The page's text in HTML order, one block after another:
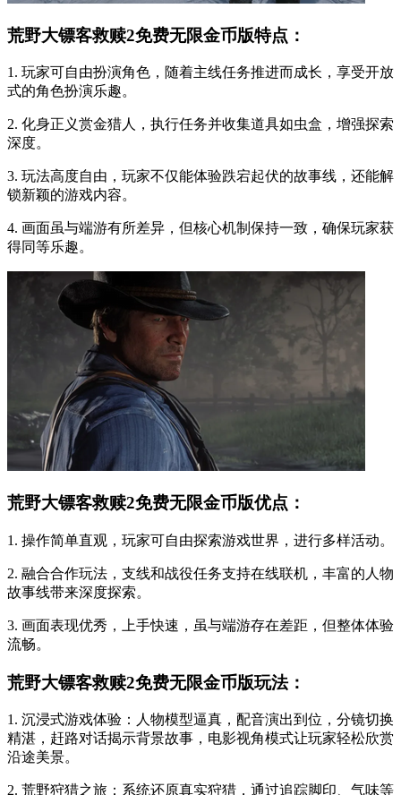
荒野大镖客救赎2免费无限金币版特点：
1. 玩家可自由扮演角色，随着主线任务推进而成长，享受开放
式的角色扮演乐趣。
2. 化身正义赏金猎人，执行任务并收集道具如虫盒，增强探索
深度。
3. 玩法高度自由，玩家不仅能体验跌宕起伏的故事线，还能解
锁新颖的游戏内容。
4. 画面虽与端游有所差异，但核心机制保持一致，确保玩家获
得同等乐趣。
荒野大镖客救赎2免费无限金币版优点：
1. 操作简单直观，玩家可自由探索游戏世界，进行多样活动。
2. 融合合作玩法，支线和战役任务支持在线联机，丰富的人物
故事线带来深度探索。
3. 画面表现优秀，上手快速，虽与端游存在差距，但整体体验
流畅。
荒野大镖客救赎2免费无限金币版玩法：
1. 沉浸式游戏体验：人物模型逼真，配音演出到位，分镜切换
精湛，赶路对话揭示背景故事，电影视角模式让玩家轻松欣赏
沿途美景。
2. 荒野狩猎之旅：系统还原真实狩猎，通过追踪脚印、气味等